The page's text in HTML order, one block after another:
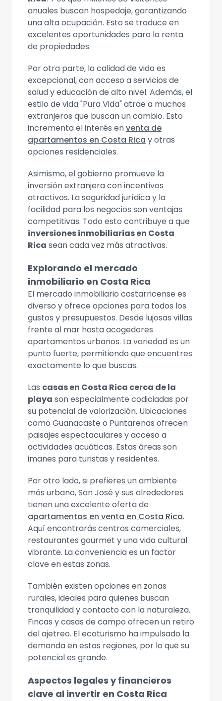
anuales buscan hospedaje, garantizando
una alta ocupación. Esto se traduce en
excelentes oportunidades para la renta
de propiedades.
Por otra parte, la calidad de vida es
excepcional, con acceso a servicios de
salud y educación de alto nivel. Además, el
estilo de vida "Pura Vida" atrae a muchos
extranjeros que buscan un cambio. Esto
incrementa el interés enventa de
apartamentos en Costa Rica y otras
opciones residenciales.
Asimismo, el gobierno promueve la
inversión extranjera con incentivos
atractivos. La seguridad jurídica y la
facilidad para los negocios son ventajas
competitivas. Todo esto contribuye a que
inversiones inmobiliarias en Costa
Rica sean cada vez más atractivas.
Explorando el mercado
inmobiliario en Costa Rica
El mercado inmobiliario costarricense es
diverso y ofrece opciones para todos los
gustos y presupuestos. Desde lujosas villas
frente al mar hasta acogedores
apartamentos urbanos. La variedad es un
punto fuerte, permitiendo que encuentres
exactamente lo que buscas.
Las casas en Costa Rica cerca de la
playa son especialmente codiciadas por
su potencial de valorización. Ubicaciones
como Guanacaste o Puntarenas ofrecen
paisajes espectaculares y acceso a
actividades acuáticas. Estas áreas son
imanes para turistas y residentes.
Por otro lado, si prefieres un ambiente
más urbano, San José y sus alrededores
tienen una excelente oferta de
apartamentos en venta en Costa Rica.
Aquí encontrarás centros comerciales,
restaurantes gourmet y una vida cultural
vibrante. La conveniencia es un factor
clave en estas zonas.
También existen opciones en zonas
rurales, ideales para quienes buscan
tranquilidad y contacto con la naturaleza.
Fincas y casas de campo ofrecen un retiro
del ajetreo. El ecoturismo ha impulsado la
demanda en estas regiones, por lo que su
potencial es grande.
Aspectos legales y financieros
clave al invertir en Costa Rica